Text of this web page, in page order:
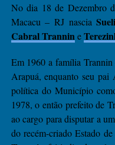
No dia 18 de Dezembro
Macacu – RJ nascia
Cabral Trannin e
Em 1960 a família
Arapuá, enquanto seu
política do Município
1978, o então prefeito de
ao cargo para disputar a
do recém-criado Estado